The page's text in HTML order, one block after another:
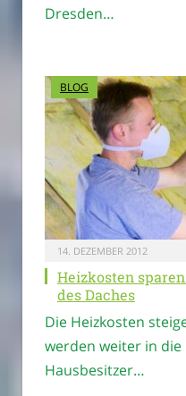
Dresden…
BLOG
14. DEZEMBER 2012
Heizkosten
des Daches
Die Heizkosten
werden weiter in die
Hausbesitzer…